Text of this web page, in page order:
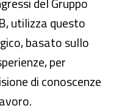
utilizza questo
basato sullo
per
di conoscenze